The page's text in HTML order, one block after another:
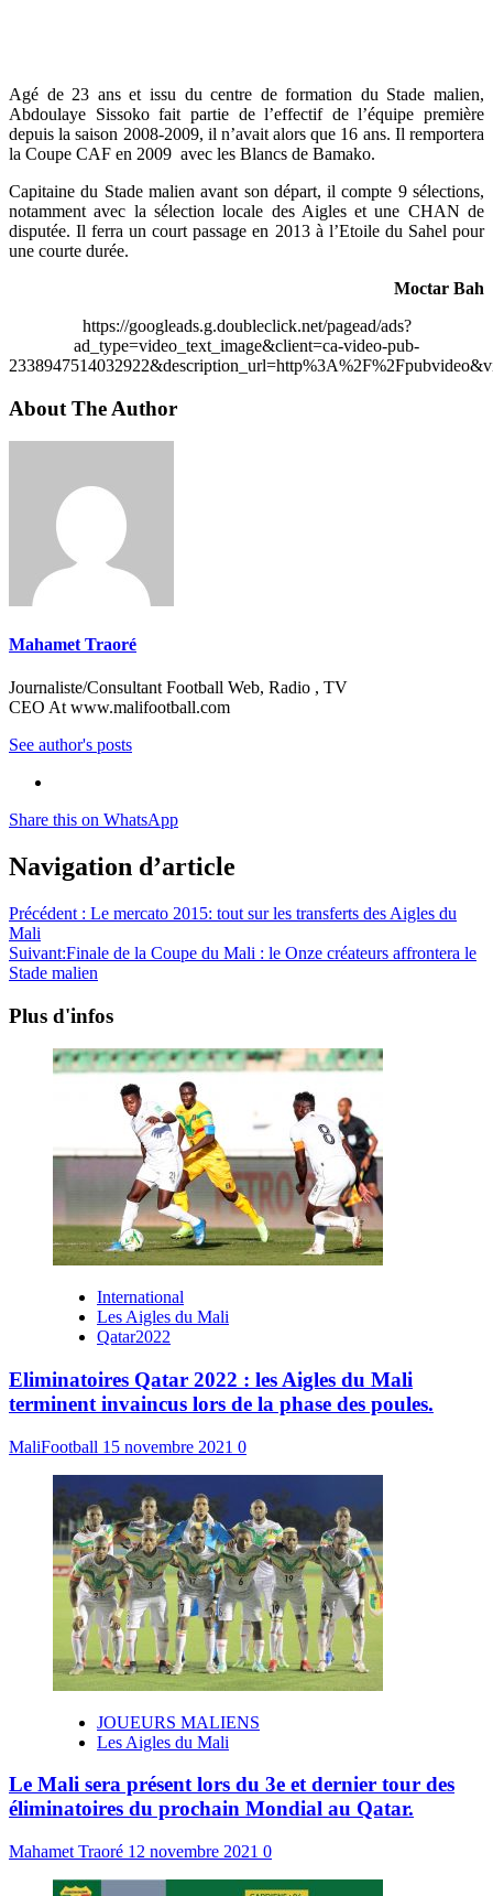
Agé de 23 ans et issu du centre de formation du Stade malien,
Abdoulaye Sissoko fait partie de l’effectif de l’équipe première
depuis la saison 2008-2009, il n’avait alors que 16 ans. Il remportera
la Coupe CAF en 2009 avec les Blancs de Bamako.
Capitaine du Stade malien avant son départ, il compte 9 sélections,
notamment avec la sélection locale des Aigles et une CHAN de
disputée. Il ferra un court passage en 2013 à l’Etoile du Sahel pour
une courte durée.
Moctar Bah
https://googleads.g.doubleclick.net/pagead/ads?
ad_type=video_text_image&client=ca-video-pub-
About The Author
Mahamet Traoré
Journaliste/Consultant Football Web, Radio , TV
CEO At www.malifootball.com
See author's posts
Share this on WhatsApp
Navigation d’article
Précédent : Le mercato 2015: tout sur les transferts des Aigles du
Mali
Suivant:Finale de la Coupe du Mali : le Onze créateurs affrontera le
Stade malien
Plus d'infos
International
Les Aigles du Mali
Qatar2022
Eliminatoires Qatar 2022 : les Aigles du Mali
terminent invaincus lors de la phase des poules.
MaliFootball 15 novembre 2021 0
JOUEURS MALIENS
Les Aigles du Mali
Le Mali sera présent lors du 3e et dernier tour des
éliminatoires du prochain Mondial au Qatar.
Mahamet Traoré 12 novembre 2021 0